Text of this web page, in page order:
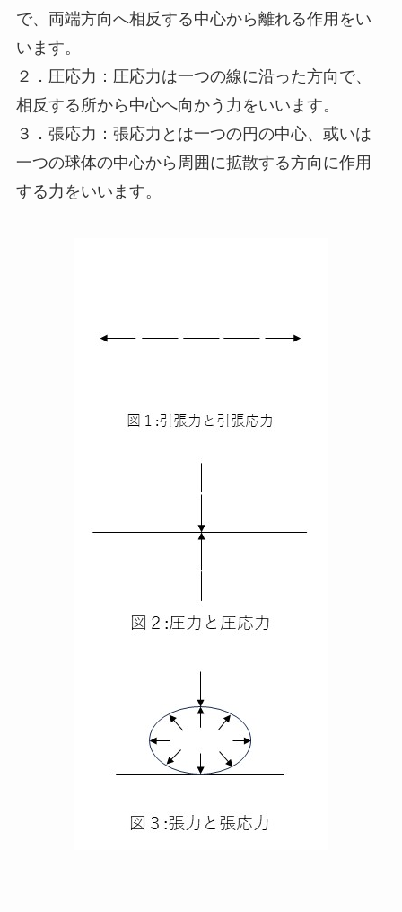
で、両端方向へ相反する中心から離れる作用をい
います。
２．圧応力：圧応力は一つの線に沿った方向で、
相反する所から中心へ向かう力をいいます。
３．張応力：張応力とは一つの円の中心、或いは
一つの球体の中心から周囲に拡散する方向に作用
する力をいいます。